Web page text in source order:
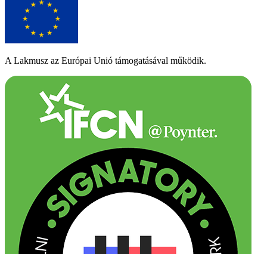
A Lakmusz az Európai Unió támogatásával működik.